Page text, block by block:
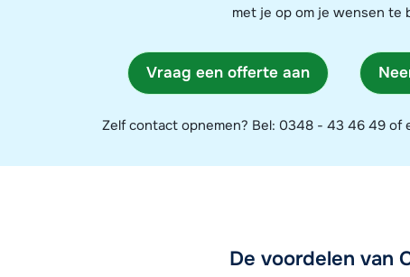
met je op om je wensen te
Vraag een offerte aan
Zelf contact opnemen? Bel: 0348 - 43 46 49 of
Geef een telefoonnummer of e-mailadres op waarop we je
De voordelen van